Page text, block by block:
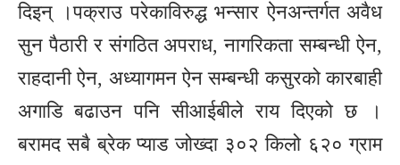
दिइन् ।पक्राउ परेकाविरुद्ध भन्सार ऐनअन्तर्गत अवैध
सुन पैठारी र संगठित अपराध, नागरिकता सम्बन्धी ऐन,
राहदानी ऐन, अध्यागमन ऐन सम्बन्धी कसुरको कारबाही
अगाडि बढाउन पनि सीआईबीले राय दिएको छ ।
बरामद सबै ब्रेक प्याड जोख्दा ३०२ किलो ६२० ग्राम